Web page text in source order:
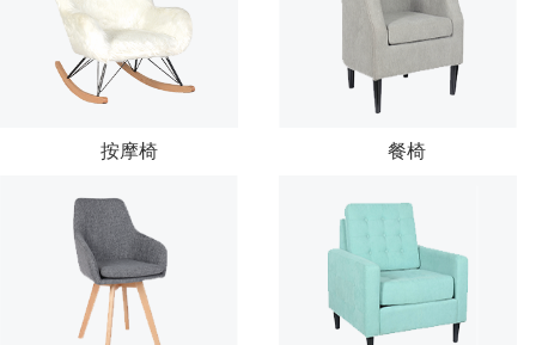
按摩椅 餐椅